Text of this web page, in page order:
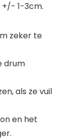
1-3cm.
zeker te
drum
als ze vuil
en het